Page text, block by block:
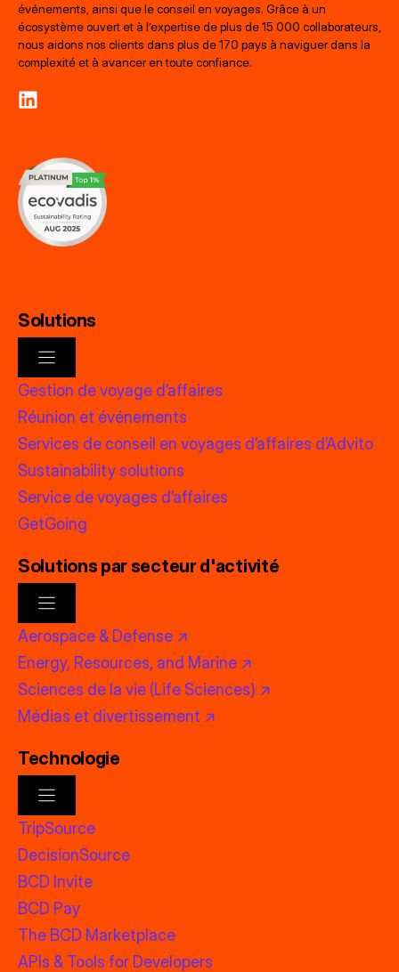
événements, ainsi que le conseil en voyages. Grâce à un
écosystème ouvert et à l’expertise de plus de 15 000 collaborateurs,
nous aidons nos clients dans plus de 170 pays à naviguer dans la
complexité et à avancer en toute confiance.
Solutions
Gestion de voyage d’affaires
Réunion et événements
Services de conseil en voyages d’affaires d’Advito
Sustainability solutions
Service de voyages d’affaires
GetGoing
Solutions par secteur d'activité
Aerospace & Defense ↗
Energy, Resources, and Marine ↗
Sciences de la vie (Life Sciences) ↗
Médias et divertissement ↗
Technologie
TripSource
DecisionSource
BCD Invite
BCD Pay
The BCD Marketplace
APIs & Tools for Developers